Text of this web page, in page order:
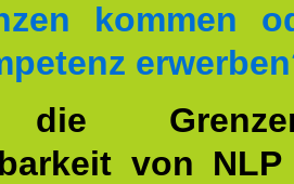
kommen
die
von NLP